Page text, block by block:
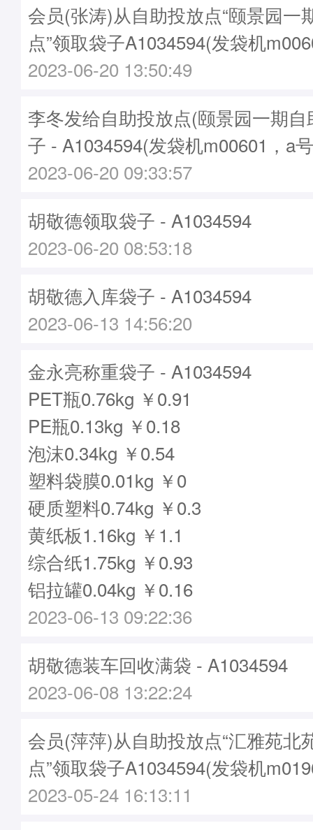
会员(张涛)从自助投放点“颐景园一
点”领取袋子A1034594(发袋机
2023-06-20 13:50:49
李冬发给自助投放点(颐景园一期
子 - A1034594(发袋机m00601，a
2023-06-20 09:33:57
胡敬德领取袋子 - A1034594
2023-06-20 08:53:18
胡敬德入库袋子 - A1034594
2023-06-13 14:56:20
金永亮称重袋子 - A1034594
PET瓶0.76kg ￥0.91
PE瓶0.13kg ￥0.18
泡沫0.34kg ￥0.54
塑料袋膜0.01kg ￥0
硬质塑料0.74kg ￥0.3
黄纸板1.16kg ￥1.1
综合纸1.75kg ￥0.93
铝拉罐0.04kg ￥0.16
2023-06-13 09:22:36
胡敬德装车回收满袋 - A1034594
2023-06-08 13:22:24
会员(萍萍)从自助投放点“汇雅苑北
点”领取袋子A1034594(发袋机
2023-05-24 16:13:11